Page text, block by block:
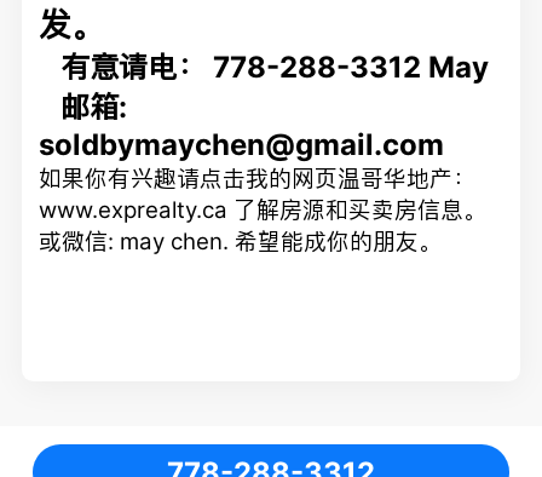
发。
有意请电： 778-288-3312 May
邮箱:
soldbymaychen@gmail.com
如果你有兴趣请点击我的网页温哥华地产：
www.exprealty.ca 了解房源和买卖房信息。
或微信: may chen. 希望能成你的朋友。